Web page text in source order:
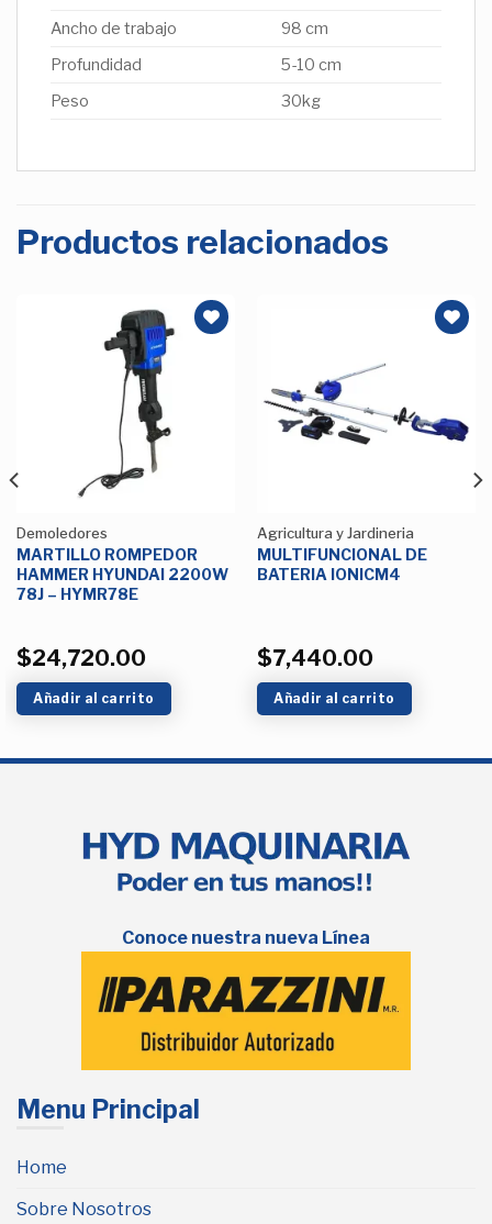
Ancho de trabajo
98 cm
Profundidad
5-10 cm
Peso
30kg
Productos relacionados
Demoledores
MARTILLO ROMPEDOR
HAMMER HYUNDAI 2200W
78J – HYMR78E
$24,720.00
Añadir al carrito
Agricultura y Jardineria
MULTIFUNCIONAL DE
BATERIA IONICM4
$7,440.00
Añadir al carrito
Conoce nuestra nueva Línea
Menu Principal
Home
Sobre Nosotros